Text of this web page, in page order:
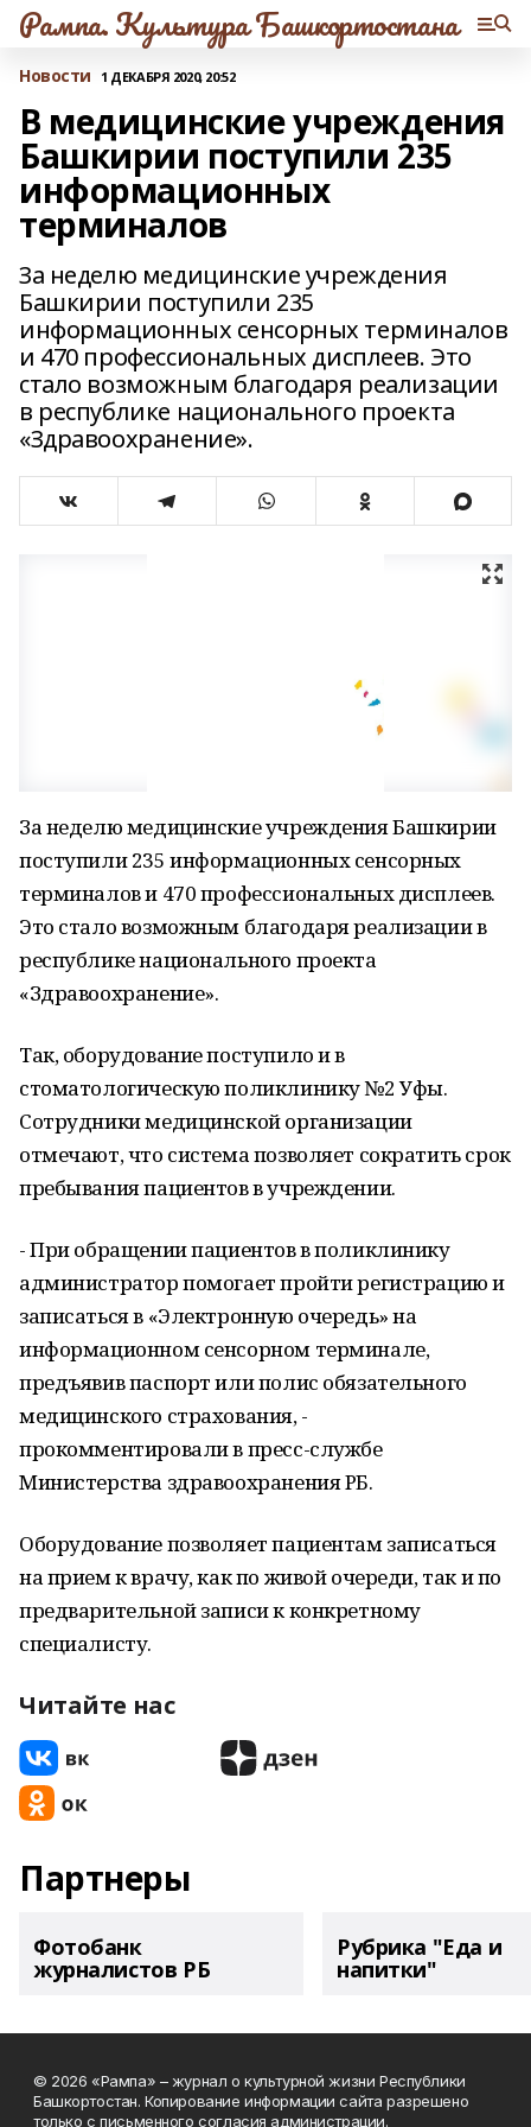
Рампа. Культура Башкортостана
Новости 1 ДЕКАБРЯ 2020, 20:52
В медицинские учреждения
Башкирии поступили 235
информационных
терминалов
За неделю медицинские учреждения
Башкирии поступили 235
информационных сенсорных терминалов
и 470 профессиональных дисплеев. Это
стало возможным благодаря реализации
в республике национального проекта
«Здравоохранение».
За неделю медицинские учреждения Башкирии
поступили 235 информационных сенсорных
терминалов и 470 профессиональных дисплеев.
Это стало возможным благодаря реализации в
республике национального проекта
«Здравоохранение».
Так, оборудование поступило и в
стоматологическую поликлинику №2 Уфы.
Сотрудники медицинской организации
отмечают, что система позволяет сократить срок
пребывания пациентов в учреждении.
- При обращении пациентов в поликлинику
администратор помогает пройти регистрацию и
записаться в «Электронную очередь» на
информационном сенсорном терминале,
предъявив паспорт или полис обязательного
медицинского страхования, -
прокомментировали в пресс-службе
Министерства здравоохранения РБ.
Оборудование позволяет пациентам записаться
на прием к врачу, как по живой очереди, так и по
предварительной записи к конкретному
специалисту.
Читайте нас
Партнеры
Фотобанк
журналистов РБ
Рубрика "Еда и
напитки"
© 2026 «Рампа» – журнал о культурной жизни Республики
Башкортостан. Копирование информации сайта разрешено
только с письменного согласия администрации.